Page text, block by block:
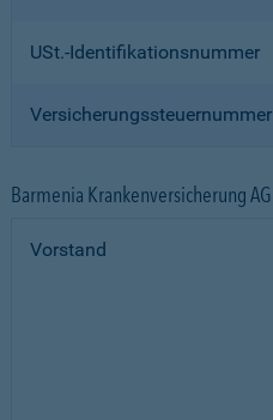
USt.-Identifikationsnummer
Versicherungssteuernummer
Barmenia Krankenversicherung AG
Vorstand